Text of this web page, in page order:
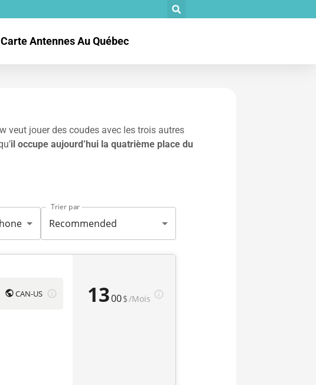
Antennes Au Québec
veut jouer des coudes avec les trois autres
il occupe aujourd’hui la quatrième place du